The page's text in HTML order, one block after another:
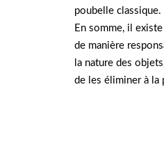
poubelle classique.
En somme, il
de manière
la nature des
de les éliminer à la